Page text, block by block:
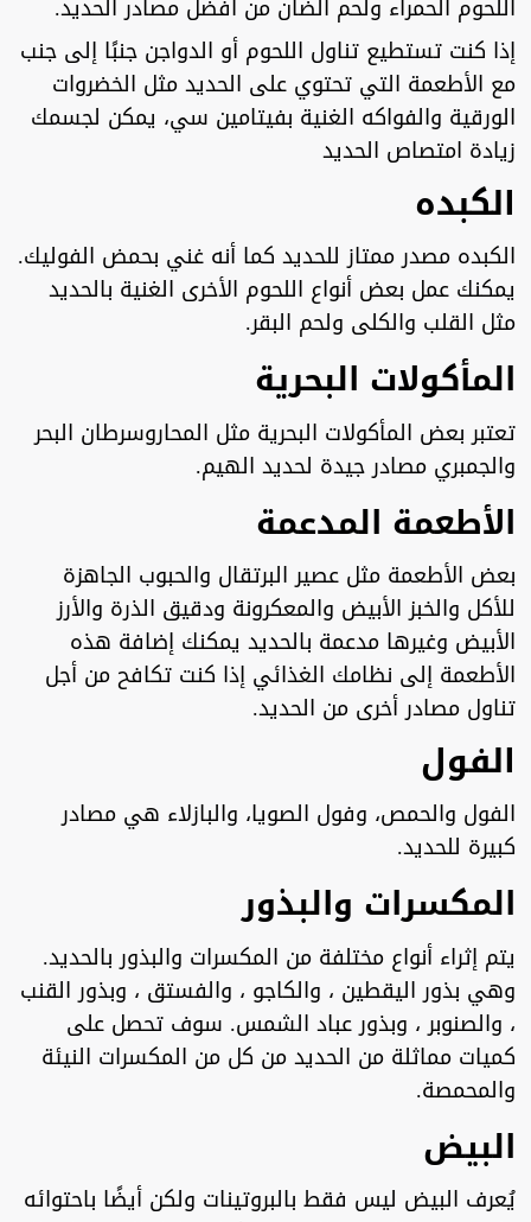
إذا كنت تستطيع تناول اللحوم أو الدواجن جنبًا إلى جنب
مع الأطعمة التي تحتوي على الحديد مثل الخضروات
الورقية والفواكه الغنية بفيتامين سي، يمكن لجسمك
زيادة امتصاص الحديد
الكبده
الكبده مصدر ممتاز للحديد كما أنه غني بحمض الفوليك.
يمكنك عمل بعض أنواع اللحوم الأخرى الغنية بالحديد
مثل القلب والكلى ولحم البقر.
المأكولات البحرية
تعتبر بعض المأكولات البحرية مثل المحاروسرطان البحر
والجمبري مصادر جيدة لحديد الهيم.
الأطعمة المدعمة
بعض الأطعمة مثل عصير البرتقال والحبوب الجاهزة
للأكل والخبز الأبيض والمعكرونة ودقيق الذرة والأرز
الأبيض وغيرها مدعمة بالحديد يمكنك إضافة هذه
الأطعمة إلى نظامك الغذائي إذا كنت تكافح من أجل
تناول مصادر أخرى من الحديد.
الفول
الفول والحمص، وفول الصويا، والبازلاء هي مصادر
كبيرة للحديد.
المكسرات والبذور
يتم إثراء أنواع مختلفة من المكسرات والبذور بالحديد.
وهي بذور اليقطين ، والكاجو ، والفستق ، وبذور القنب
، والصنوبر ، وبذور عباد الشمس. سوف تحصل على
كميات مماثلة من الحديد من كل من المكسرات النيئة
والمحمصة.
البيض
يُعرف البيض ليس فقط بالبروتينات ولكن أيضًا باحتوائه